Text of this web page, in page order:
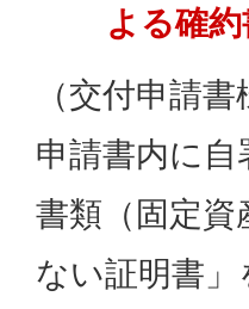
よる確
（交付申請
申請書内に
書類（固定資
ない証明書